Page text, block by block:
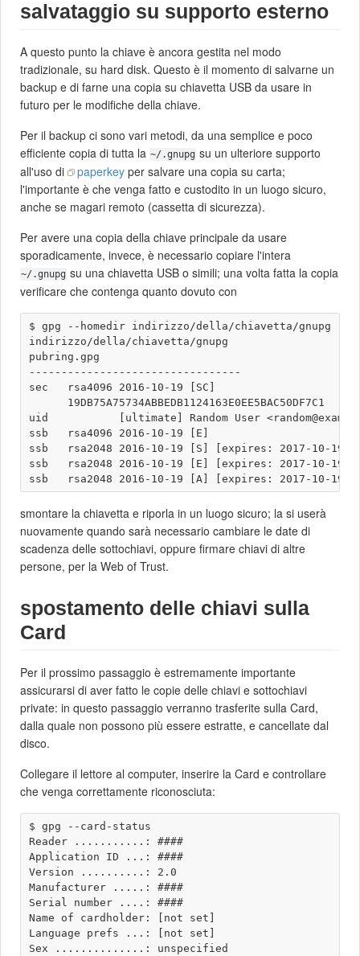
salvataggio su supporto esterno
A questo punto la chiave è ancora gestita nel modo
tradizionale, su hard disk. Questo è il momento di salvarne un
backup e di farne una copia su chiavetta USB da usare in
futuro per le modifiche della chiave.
Per il backup ci sono vari metodi, da una semplice e poco
efficiente copia di tutta la ~/.gnupg su un ulteriore supporto
all'uso di
paperkey per salvare una copia su carta;
l'importante è che venga fatto e custodito in un luogo sicuro,
anche se magari remoto (cassetta di sicurezza).
Per avere una copia della chiave principale da usare
sporadicamente, invece, è necessario copiare l'intera
~/.gnupg su una chiavetta USB o simili; una volta fatta la copia
verificare che contenga quanto dovuto con
$ gpg --homedir indirizzo/della/chiavetta/gnupg --
indirizzo/della/chiavetta/gnupg
pubring.gpg
---------------------------------
sec   rsa4096 2016-10-19 [SC]
      19DB75A75734ABBEDB1124163E0EE5BAC50DF7C1
uid           [ultimate] Random User
ssb   rsa4096 2016-10-19 [E]
ssb   rsa2048 2016-10-19 [S] [expires: 2017-10-19]
ssb   rsa2048 2016-10-19 [E] [expires: 2017-10-19]
smontare la chiavetta e riporla in un luogo sicuro; la si userà
nuovamente quando sarà necessario cambiare le date di
scadenza delle sottochiavi, oppure firmare chiavi di altre
persone, per la Web of Trust.
spostamento delle chiavi sulla
Card
Per il prossimo passaggio è estremamente importante
assicurarsi di aver fatto le copie delle chiavi e sottochiavi
private: in questo passaggio verranno trasferite sulla Card,
dalla quale non possono più essere estratte, e cancellate dal
disco.
Collegare il lettore al computer, inserire la Card e controllare
che venga correttamente riconosciuta:
$ gpg --card-status
Reader ...........: ####
Application ID ...: ####
Version ..........: 2.0
Manufacturer .....: ####
Serial number ....: ####
Name of cardholder: [not set]
Language prefs ...: [not set]
Sex ..............: unspecified